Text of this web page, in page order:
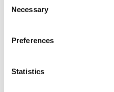
Selection
Necessary
Preferences
Statistics
て、きみがそこにいる。
こにいるという感じを持
ば、 すぐ答えてくれる。
えるように、神と語り合
と語った。 そしてアーウ
表現しきれないために、